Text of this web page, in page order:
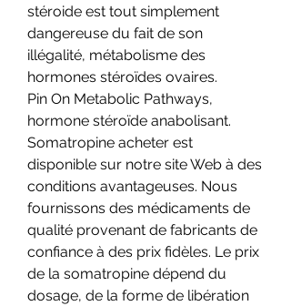
stéroide est tout simplement
dangereuse du fait de son
illégalité, métabolisme des
hormones stéroïdes ovaires.
Pin On Metabolic Pathways,
hormone stéroïde anabolisant.
Somatropine acheter est
disponible sur notre site Web à des
conditions avantageuses. Nous
fournissons des médicaments de
qualité provenant de fabricants de
confiance à des prix fidèles. Le prix
de la somatropine dépend du
dosage, de la forme de libération